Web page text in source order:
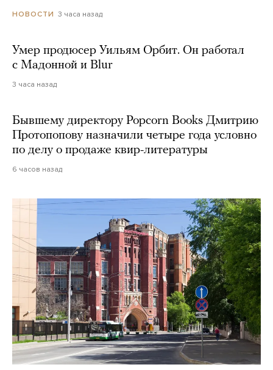
НОВОСТИ 3 часа назад
Умер продюсер Уильям Орбит. Он работал
с Мадонной и Blur
3 часа назад
Бывшему директору Popcorn Books Дмитрию
Протопопову назначили четыре года условно
по делу о продаже квир-литературы
6 часов назад